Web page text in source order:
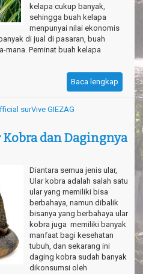
kelapa cukup banyak,
sehingga buah kelapa
menpunyai nilai ekonomis
di jual di pasaran, buah
mana. Peminat buah kelapa
Baca lengkap
surVive GIEZAG
dan Dagingnya
Diantara semua jenis ular,
Ular kobra adalah salah satu
ular yang memiliki bisa
berbahaya, namun dibalik
bisanya yang berbahaya ular
kobra juga memiliki banyak
manfaat bagi kesehatan
tubuh, dan sekarang ini
daging kobra sudah banyak
dikonsumsi oleh